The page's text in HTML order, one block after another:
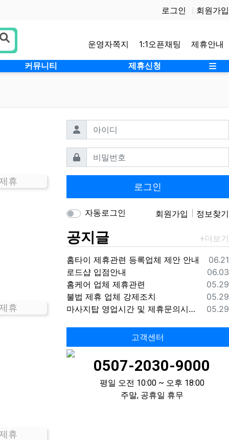
로그인 회원가입
운영자쪽지 1:1오픈채팅 제휴안내
커뮤니티 제휴신청 사
휴
휴
휴
아이디 필수
비밀번호필수
로그인
자동로그인 회원가입 정보찾기
공지글
등록
06.21
홈타이 제휴관련 등록업체 제안 안내
등록
06.03
로드샵 입점안내
등록
05.29
홈케어 업체 제휴관련
등록
05.29
불법 제휴 업체 강제조치
등록
05.29
마사지탑 영업시간 및 제휴문의시간 안내
고객센터
0507-2030-9000
평일 오전 10:00 ~ 오후 18:00
주말, 공휴일 휴무